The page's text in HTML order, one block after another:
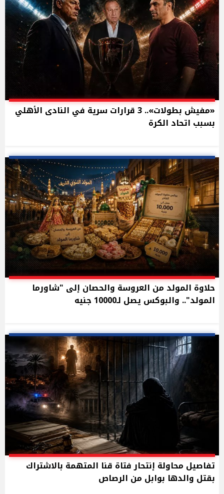
«مفيش بطولات».. 3 قرارات سرية في النادى الأهلي
بسبب اتحاد الكرة
حلاوة المولد من العروسة والحصان إلى "شاورما
المولد".. والبوكس يصل لـ10000 جنيه
تفاصيل محاولة إنتحار فتاة قنا المتهمة بالاشتراك
بقتل والدها بوابل من الرصاص